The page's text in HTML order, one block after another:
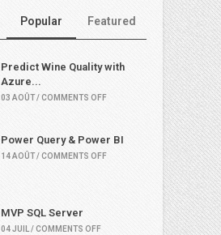
Popular Featured
Predict Wine Quality with
Azure...
03 AOÛT / COMMENTS OFF
Power Query & Power BI
14 AOÛT / COMMENTS OFF
MVP SQL Server
04 JUIL / COMMENTS OFF